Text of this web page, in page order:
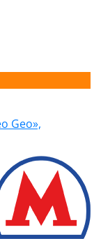
Geo»,